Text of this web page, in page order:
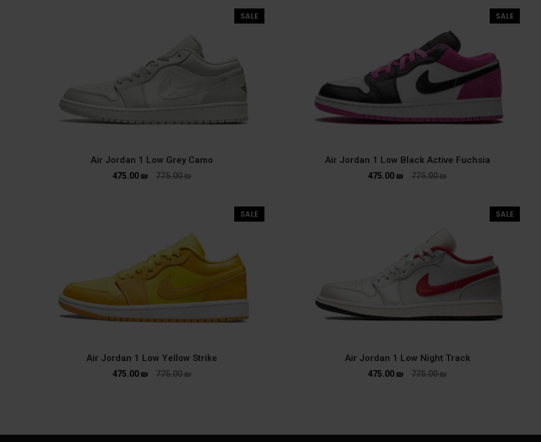
SALE
Air Jordan 1 Low Black Active Fuchsia
775.00₪
475.00 ₪
SALE
Air Jordan 1 Low Grey Camo
775.00₪
475.00 ₪
SALE
Air Jordan 1 Low Night Track
775.00₪
475.00 ₪
SALE
Air Jordan 1 Low Yellow Strike
775.00₪
475.00 ₪